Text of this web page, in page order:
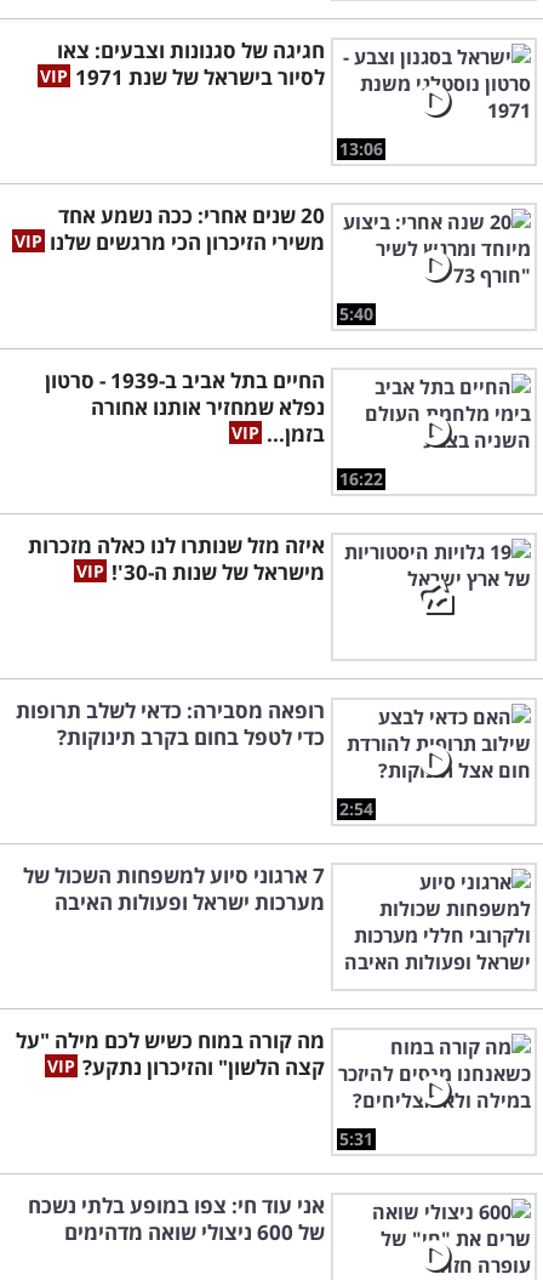
13:06
חגיגה של סגנונות וצבעים: צאו
לסיור בישראל של שנת 1971
5:40
20 שנים אחרי: ככה נשמע אחד
משירי הזיכרון הכי מרגשים שלנו
16:22
החיים בתל אביב ב-1939 - סרטון
נפלא שמחזיר אותנו אחורה
בזמן...
איזה מזל שנותרו לנו כאלה מזכרות
מישראל של שנות ה-30'!
2:54
רופאה מסבירה: כדאי לשלב תרופות
כדי לטפל בחום בקרב תינוקות?
7 ארגוני סיוע למשפחות השכול של
מערכות ישראל ופעולות האיבה
5:31
מה קורה במוח כשיש לכם מילה "על
קצה הלשון" והזיכרון נתקע?
אני עוד חי: צפו במופע בלתי נשכח
של 600 ניצולי שואה מדהימים